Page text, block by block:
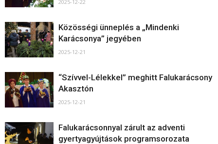
2025-12-22
Közösségi ünneplés a „Mindenki
Karácsonya” jegyében
2025-12-21
“Szívvel-Lélekkel” meghitt Falukarácsony
Akasztón
2025-12-21
Falukarácsonnyal zárult az adventi
gyertyagyújtások programsorozata